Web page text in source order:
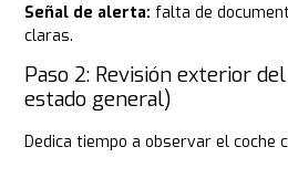
Señal de alerta: falta de
claras.
Paso 2: Revisión exterior
estado general)
Dedica tiempo a observar el coche